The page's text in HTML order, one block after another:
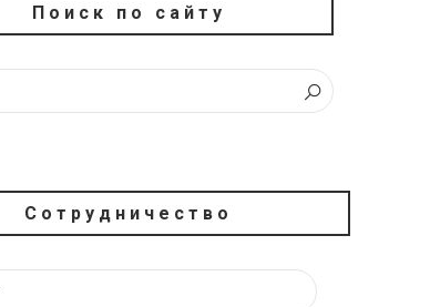
Поиск по сайту
Сотрудничество